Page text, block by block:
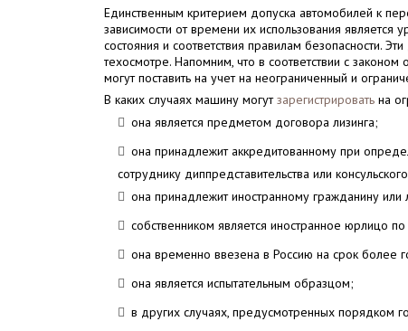
Единственным критерием допуска автомобилей к
зависимости от времени их использования является
состояния и соответствия правилам безопасности.
техосмотре. Напомним, что в соответствии с законом
могут поставить на учет на неограниченный и
В каких случаях машину могутзарегистрировать на
она является предметом договора лизинга;
она принадлежит аккредитованному при
сотруднику диппредставительства или
она принадлежит иностранному гражданину или
собственником является иностранное юрлицо
она временно ввезена в Россию на срок более
она является испытательным образцом;
в других случаях, предусмотренных порядком